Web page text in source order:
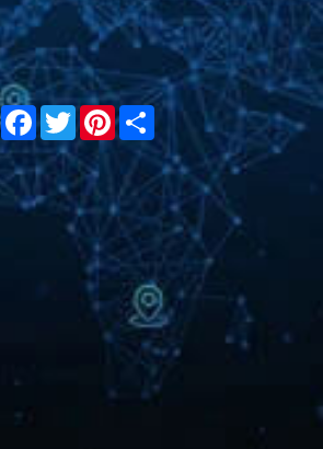
Facebook
TwitterPinterest
Share